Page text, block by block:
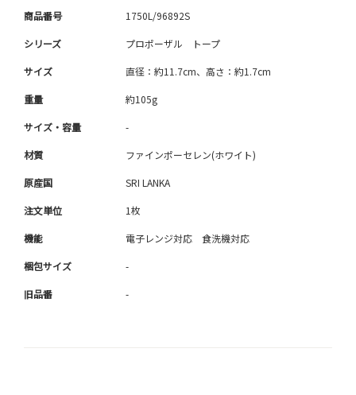
商品番号 1750L/96892S
シリーズ プロポーザル トープ
サイズ 直径：約11.7cm、高さ：約1.7cm
重量 約105g
サイズ・容量 -
材質 ファインポーセレン(ホワイト)
原産国 SRI LANKA
注文単位 1枚
機能 電子レンジ対応 食洗機対応
梱包サイズ -
旧品番 -